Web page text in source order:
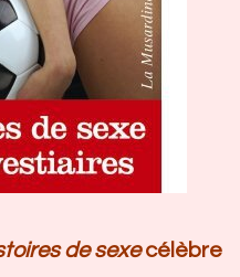
de sexecélèbre